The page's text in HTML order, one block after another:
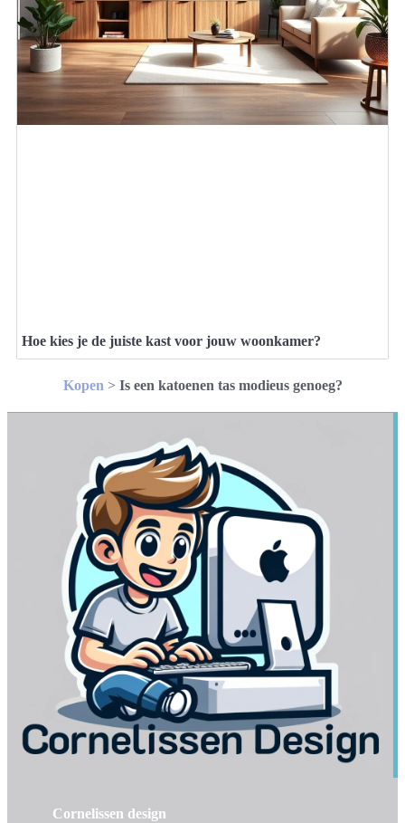
Hoe kies je de juiste kast voor jouw woonkamer?
Kopen > Is een katoenen tas modieus genoeg?
Cornelissen design